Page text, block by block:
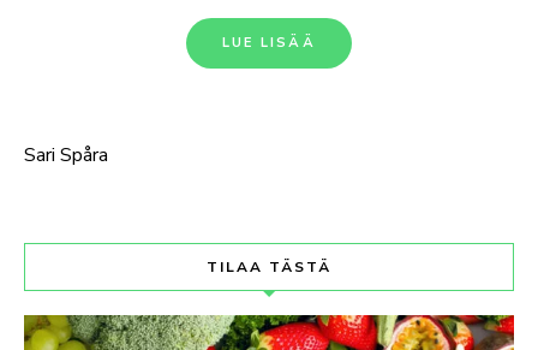
LUE LISÄÄ
Sari Spåra
TILAA TÄSTÄ